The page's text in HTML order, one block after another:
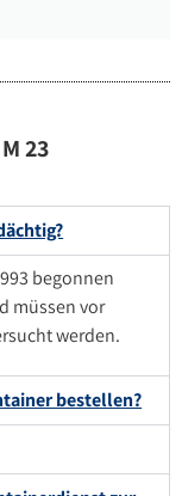
23
begonnen
müssen vor
werden.
bestellen?